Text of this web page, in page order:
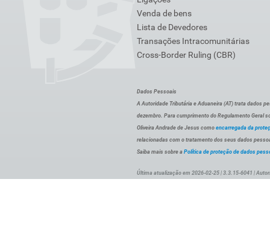
Venda de bens
Lista de Devedores
Transações Intracomunitárias
Cross-Border Ruling (CBR)
Dados Pessoais
A Autoridade Tributária e Aduaneira (AT) trata dados
dezembro. Para cumprimento do Regulamento Geral
Oliveira Andrade de Jesus como encarregada da
relacionadas com o tratamento dos seus dados
Saiba mais sobre a Política de proteção de dados
Última atualização em 2026-02-25 | 3.3.15-6041 |